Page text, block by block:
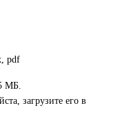
pdf
МБ.
загрузите его в